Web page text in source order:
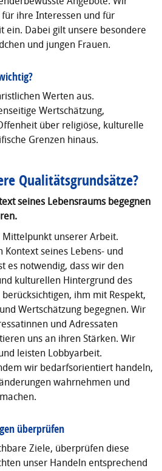
ihre Interessen und für
ein. Dabei gilt unsere besondere
und jungen Frauen.
Werten aus.
Wertschätzung,
über religiöse, kulturelle
Grenzen hinaus.
Qualitätsgrundsätze?
seines Lebensraums begegnen
Mittelpunkt unserer Arbeit.
Kontext seines Lebens- und
es notwendig, dass wir den
kulturellen Hintergrund des
ihm mit Respekt,
Wertschätzung begegnen. Wir
und Adressaten
uns an ihren Stärken. Wir
leisten Lobbyarbeit.
wir bedarfsorientiert handeln,
wahrnehmen und
überprüfen
Ziele, überprüfen diese
unser Handeln entsprechend